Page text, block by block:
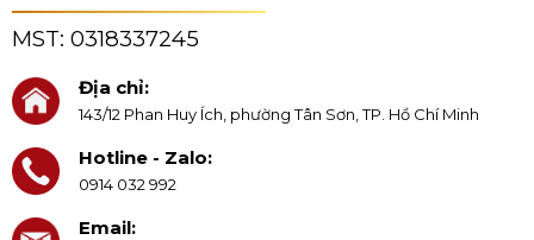
MST: 0318337245
Địa chỉ:
143/12 Phan Huy Ích, phường Tân Sơn, TP. Hồ Chí Minh
Hotline - Zalo:
0914 032 992
Email: